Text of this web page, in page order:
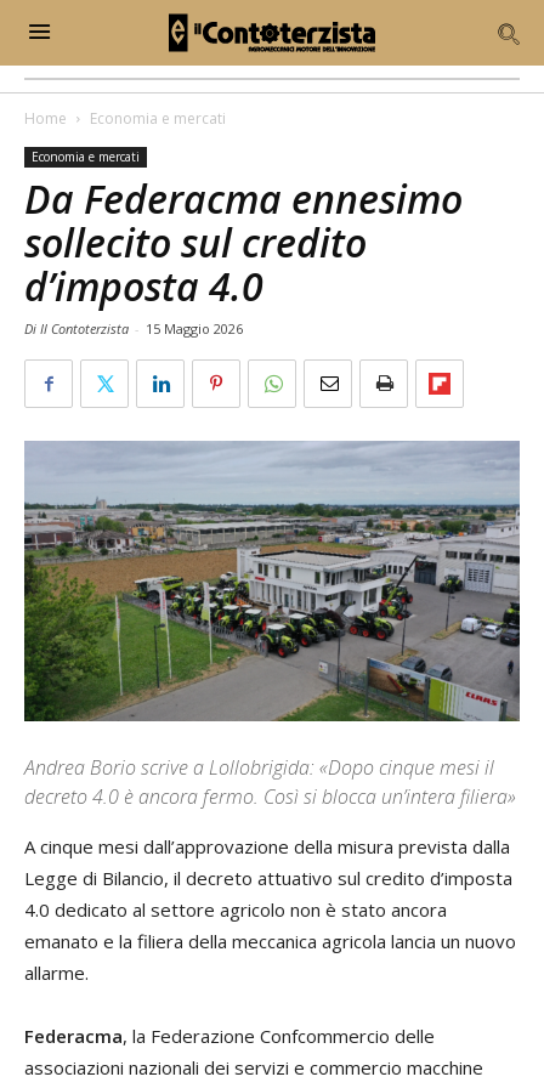
Home Economia e mercati
Economia e mercati
Da Federacma ennesimo
sollecito sul credito
d’imposta 4.0
Di Il Contoterzista - 15 Maggio 2026
Andrea Borio scrive a Lollobrigida: «Dopo cinque mesi il
decreto 4.0 è ancora fermo. Così si blocca un’intera filiera»
A cinque mesi dall’approvazione della misura prevista dalla
Legge di Bilancio, il decreto attuativo sul credito d’imposta
4.0 dedicato al settore agricolo non è stato ancora
emanato e la filiera della meccanica agricola lancia un nuovo
allarme.
Federacma, la Federazione Confcommercio delle
associazioni nazionali dei servizi e commercio macchine